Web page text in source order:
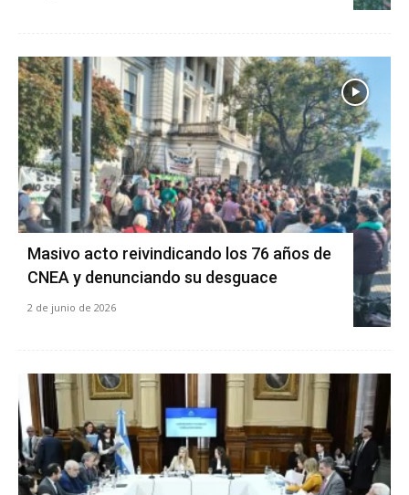
Masivo acto reivindicando los 76 años de
CNEA y denunciando su desguace
2 de junio de 2026